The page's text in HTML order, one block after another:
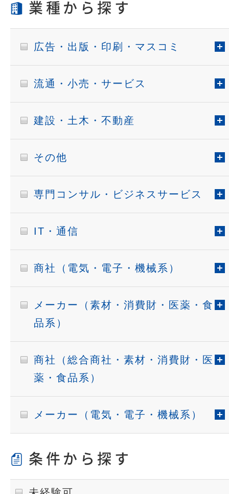
業種から探す
広告・出版・印刷・マスコミ
流通・小売・サービス
建設・土木・不動産
その他
専門コンサル・ビジネスサービス
IT・通信
商社（電気・電子・機械系）
メーカー（素材・消費財・医薬・食
品系）
商社（総合商社・素材・消費財・医
薬・食品系）
メーカー（電気・電子・機械系）
条件から探す